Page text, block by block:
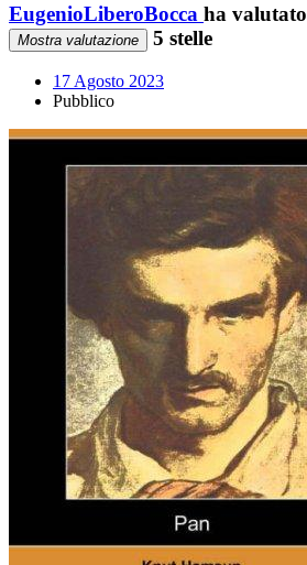
EugenioLiberoBocca ha valutato
Mostra valutazione 5 stelle
17 Agosto 2023
Pubblico